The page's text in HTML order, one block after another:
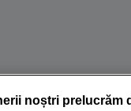
noștri prelucrăm